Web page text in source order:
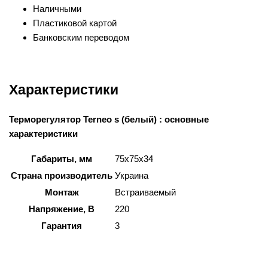
Наличными
Пластиковой картой
Банковским переводом
Характеристики
Терморегулятор Terneo s (белый) : основные
характеристики
Габариты, мм
75х75х34
Страна производитель Украина
Монтаж
Встраиваемый
Напряжение, В
220
Гарантия
3